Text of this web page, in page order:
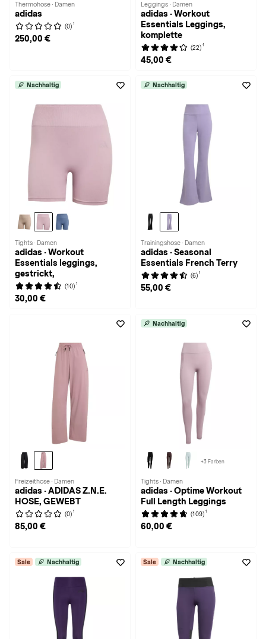
Thermohose · Damen
adidas
(0) 1
250,00 €
Leggings · Damen
adidas · Workout
Essentials Leggings,
komplette
(22) 1
45,00 €
Nachhaltig
Tights · Damen
adidas · Workout
Essentials leggings,
gestrickt,
(10) 1
30,00 €
Nachhaltig
Trainingshose · Damen
adidas · Seasonal
Essentials French Terry
(6) 1
55,00 €
Freizeithose · Damen
adidas · ADIDAS Z.N.E.
HOSE, GEWEBT
(0) 1
85,00 €
Nachhaltig
+3 Farben
Tights · Damen
adidas · Optime Workout
Full Length Leggings
(109) 1
60,00 €
Sale Nachhaltig Sale Nachhaltig